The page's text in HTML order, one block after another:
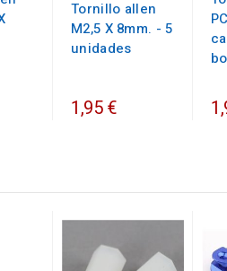
Tornillo allen
M2,5 X 8mm. - 5
unidades
1,95 €